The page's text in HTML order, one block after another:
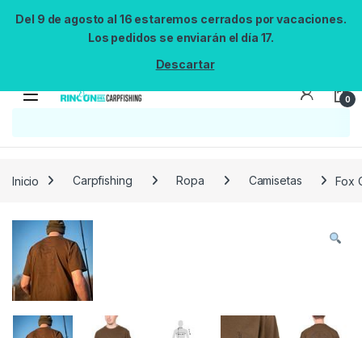
Del 9 de agosto al 16 estaremos cerrados por vacaciones.
Los pedidos se enviarán el día 17.
Descartar
0
No se pudo cargar el widget de búsqueda.